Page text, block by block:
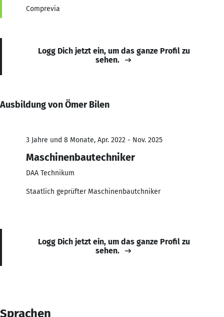
Comprevia
Logg Dich jetzt ein, um das ganze Profil zu
sehen.
Ausbildung von Ömer Bilen
3 Jahre und 8 Monate, Apr. 2022 - Nov. 2025
Maschinenbautechniker
DAA Technikum
Staatlich geprüfter Maschinenbautchniker
Logg Dich jetzt ein, um das ganze Profil zu
sehen.
Sprachen